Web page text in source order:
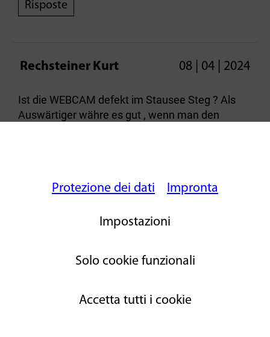
Risposte
Rechsteiner Kurt 08 | 04 | 2024
Ist die WEBCAM defekt im Stausee Steg ? Als
Auswärtiger währe es gut , wenn man den
[writeAcomment]
Protezione dei dati Impronta
Impostazioni
Solo cookie funzionali
Accetta tutti i cookie